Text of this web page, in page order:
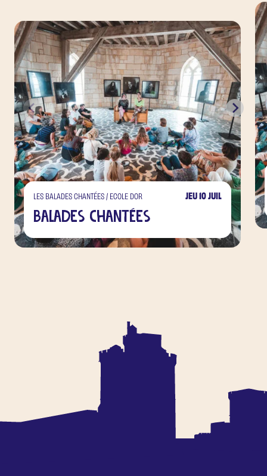
LES BALADES CHANTÉES / ECOLE DOR JEU 10 JUIL
Balades Chantées